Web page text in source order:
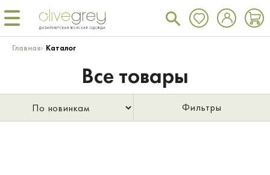
Главная› Каталог
Все товары
Фильтры